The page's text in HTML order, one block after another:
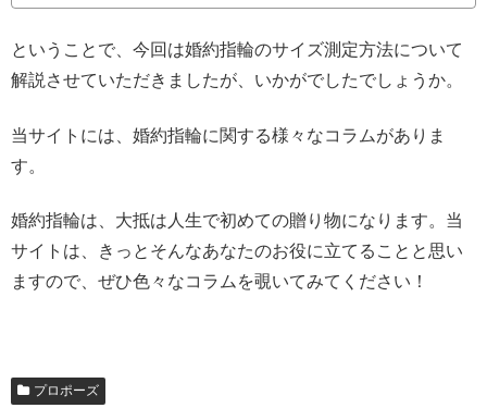
ということで、今回は婚約指輪のサイズ測定方法について
解説させていただきましたが、いかがでしたでしょうか。
当サイトには、婚約指輪に関する様々なコラムがありま
す。
婚約指輪は、大抵は人生で初めての贈り物になります。当
サイトは、きっとそんなあなたのお役に立てることと思い
ますので、ぜひ色々なコラムを覗いてみてください！
プロポーズ